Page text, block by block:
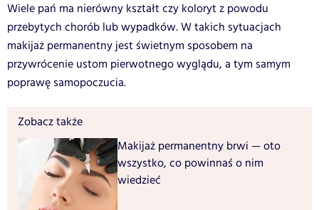
Wiele pań ma nierówny kształt czy koloryt z powodu
przebytych chorób lub wypadków. W takich sytuacjach
makijaż permanentny jest świetnym sposobem na
przywrócenie ustom pierwotnego wyglądu, a tym samym
poprawę samopoczucia.
Zobacz także
Makijaż permanentny brwi — oto
wszystko, co powinnaś o nim
wiedzieć